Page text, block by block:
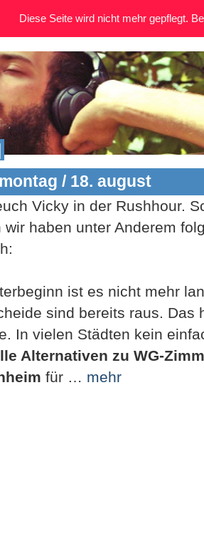
/ 18. august
Vicky in der Rushhour.
wir haben unter Anderem
ist es nicht mehr
sind bereits raus. Das
In vielen Städten kein
Alternativen zu WG-
für … mehr
Diese Seite wird nicht mehr gepflegt.